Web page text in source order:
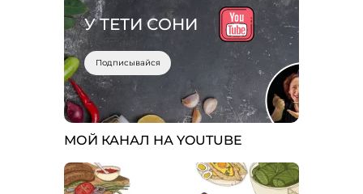
У ТЕТИ СОНИ
Подписывайся
МОЙ КАНАЛ НА YOUTUBE